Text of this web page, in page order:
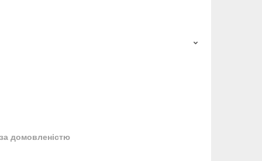
домовленістю